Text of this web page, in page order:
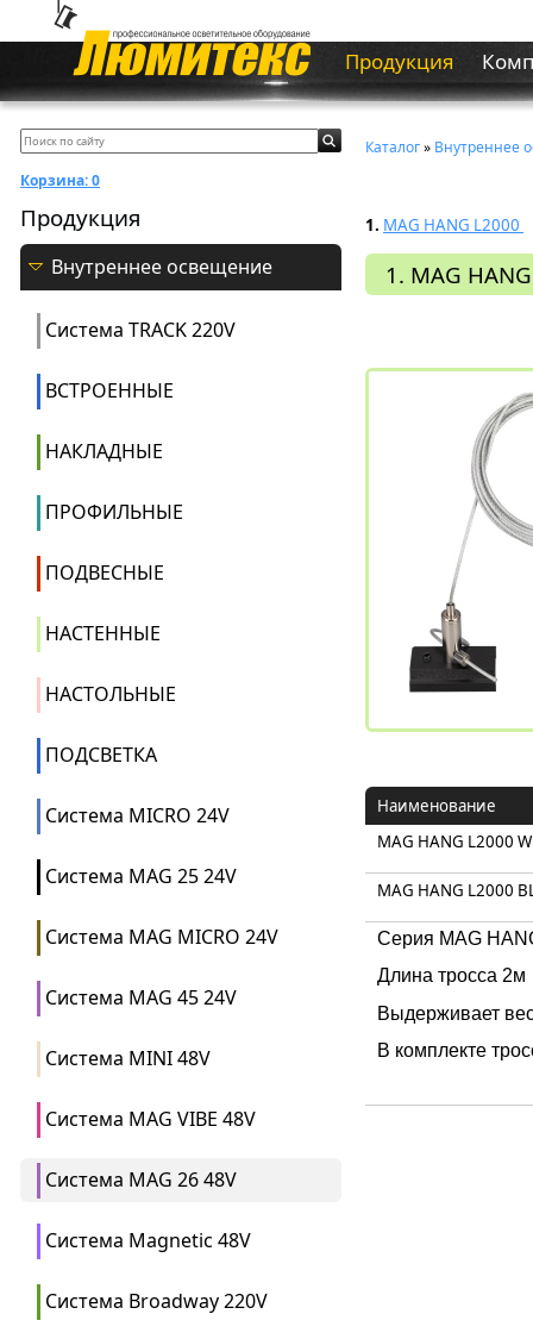
Продукция
Корзина:0
Продукция
Внутреннее освещение
Система ТRACK 220V
ВСТРОЕННЫЕ
НАКЛАДНЫЕ
ПРОФИЛЬНЫЕ
ПОДВЕСНЫЕ
НАСТЕННЫЕ
НАСТОЛЬНЫЕ
ПОДСВЕТКА
Система MICRO 24V
Система MAG 25 24V
Система MAG MICRO 24V
Система MAG 45 24V
Система MINI 48V
Система MAG VIBE 48V
Система MAG 26 48V
Система Magnetic 48V
Система Broadway 220V
Каталог» Внутреннее
1. MAG HANG L2000
1. MAG
Наименование
MAG HANG L2000 W
MAG HANG L2000
Серия MAG
Длина тросса 2м
Выдерживает вес
В комплекте